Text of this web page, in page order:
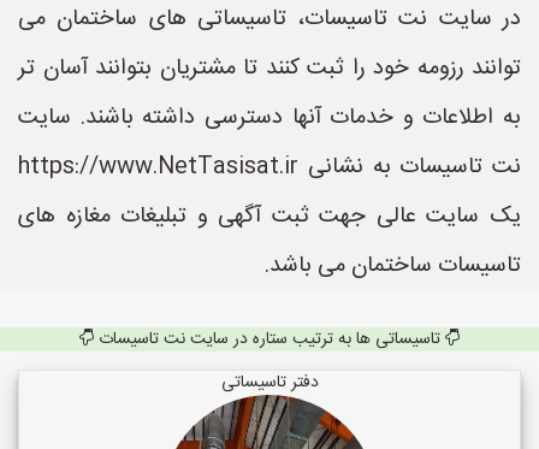
در سایت نت تاسیسات، تاسیساتی های ساختمان می
توانند رزومه خود را ثبت کنند تا مشتریان بتوانند آسان تر
به اطلاعات و خدمات آنها دسترسی داشته باشند. سایت
نت تاسیسات به نشانی https://www.NetTasisat.ir
یک سایت عالی جهت ثبت آگهی و تبلیغات مغازه های
تاسیسات ساختمان می باشد.
تاسیساتی ها به ترتیب ستاره در سایت نت تاسیسات
دفتر تاسیساتی